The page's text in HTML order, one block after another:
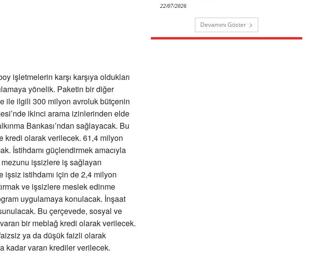
işletmelerin karşı karşıya oldukları
yönelik. Paketin bir diğer
ile ilgili 300 milyon avroluk bütçenin
ikinci arama izinlerinden elde
Bankası’ndan sağlayacak. Bu
kredi olarak verilecek. 61,4 milyon
İstihdamı güçlendirmek amacıyla
işsizlere iş sağlayan
istihdamı için de 2,4 milyon
ve işsizlere meslek edinme
uygulamaya konulacak. İnşaat
Bu çerçevede, sosyal ve
bir meblağ kredi olarak verilecek.
ya da düşük faizli olarak
kadar varan krediler verilecek.
22/07/2026
Devamını Göster